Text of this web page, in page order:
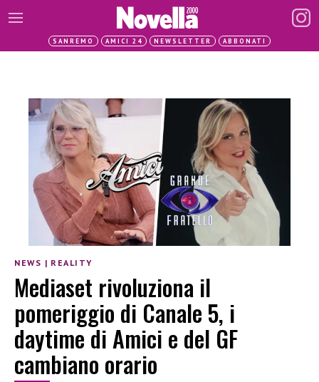
SANREMO AMICI 24 NEWSLETTER ABBONATI
NEWS | REALITY
Mediaset rivoluziona il
pomeriggio di Canale 5, i
daytime di Amici e del GF
cambiano orario